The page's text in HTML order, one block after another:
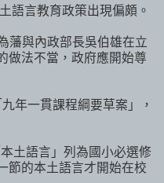
語言教育政策出現偏頗。
藩與內政部長吳伯雄在立
做法不當，政府應開始尊
年一貫課程綱要草案」，
土語言」列為國小必選修
節的本土語言才開始在校